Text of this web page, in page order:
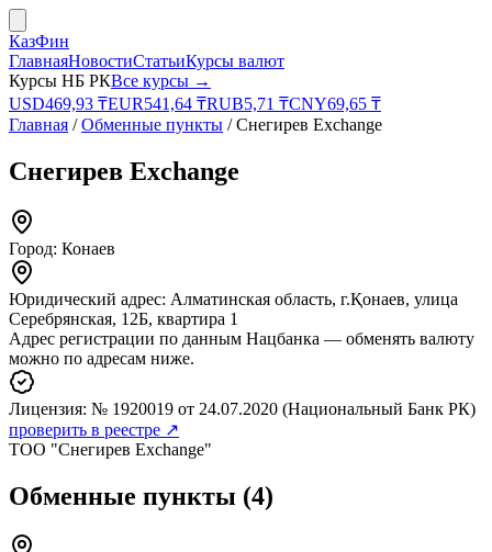
КазФин
ГлавнаяНовостиСтатьиКурсы валют
Курсы НБ РКВсе курсы →
USD469,93 ₸EUR541,64 ₸RUB5,71 ₸CNY69,65 ₸
Главная /Обменные пункты /Снегирев Exchange
Снегирев Exchange
Город: Конаев
Юридический адрес: Алматинская область, г.Қонаев, улица
Серебрянская, 12Б, квартира 1
Адрес регистрации по данным Нацбанка — обменять валюту
можно по адресам ниже.
Лицензия: № 1920019 от 24.07.2020 (Национальный Банк РК)
проверить в реестре ↗
ТОО "Снегирев Exchange"
Обменные пункты (4)